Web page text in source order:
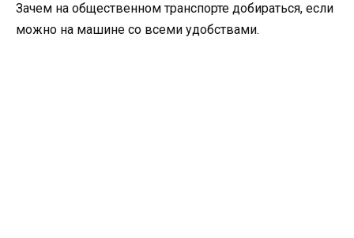
Зачем на общественном транспорте добираться, если
можно на машине со всеми удобствами.